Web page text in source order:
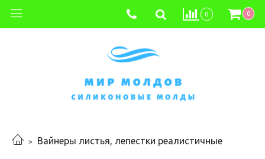
0 0
Вайнеры листья, лепестки реалистичные